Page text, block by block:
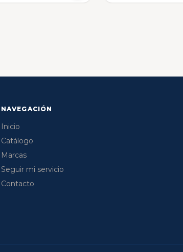
NAVEGACIÓN
Inicio
Catálogo
Marcas
Seguir mi servicio
Contacto